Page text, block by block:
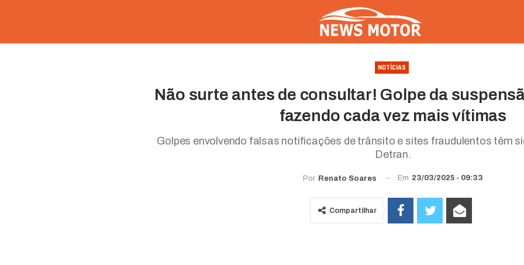
NOTÍCIAS
Não surte antes de consultar! Golpe da
fazendo cada vez mais vítimas
Golpes envolvendo falsas notificações de trânsito e sites fraudulentos têm
Detran.
Por Renato Soares Em 23/03/2025 - 09:33
Compartilhar